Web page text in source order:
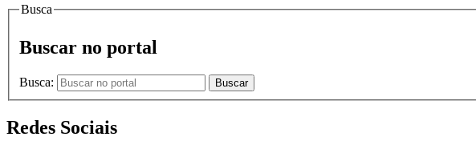
Busca
Buscar no portal
Busca: Buscar
Redes Sociais